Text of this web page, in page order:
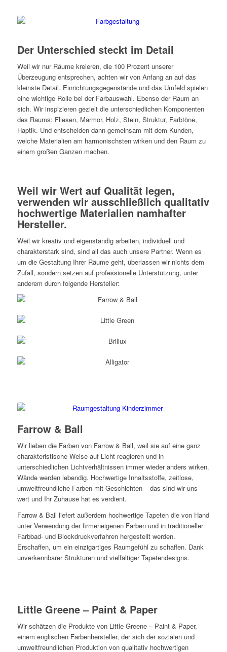
Der Unterschied steckt im Detail
Der Unterschied steckt im Detail
Weil wir nur Räume kreieren, die 100 Prozent unserer
Überzeugung entsprechen, achten wir von Anfang an auf das
kleinste Detail. Einrichtungsgegenstände und das Umfeld spielen
eine wichtige Rolle bei der Farbauswahl. Ebenso der Raum an
sich. Wir inspizieren gezielt die unterschiedlichen Komponenten
des Raums: Fliesen, Marmor, Holz, Stein, Struktur, Farbtöne,
Haptik. Und entscheiden dann gemeinsam mit dem Kunden,
welche Materialien am harmonischsten wirken und den Raum zu
einem großen Ganzen machen.
Weil wir Wert auf Qualität legen,
verwenden wir ausschließlich qualitativ
hochwertige Materialien namhafter
Hersteller.
Weil wir kreativ und eigenständig arbeiten, individuell und
charakterstark sind, sind all das auch unsere Partner. Wenn es
um die Gestaltung Ihrer Räume geht, überlassen wir nichts dem
Zufall, sondern setzen auf professionelle Unterstützung, unter
anderem durch folgende Hersteller:
Raumgestaltung
Farrow & Ball
Wir lieben die Farben von Farrow & Ball, weil sie auf eine ganz
charakteristische Weise auf Licht reagieren und in
unterschiedlichen Lichtverhältnissen immer wieder anders wirken.
Wände werden lebendig. Hochwertige Inhaltsstoffe, zeitlose,
umweltfreundliche Farben mit Geschichten – das sind wir uns
wert und Ihr Zuhause hat es verdient.
Farrow & Ball liefert außerdem hochwertige Tapeten die von Hand
unter Verwendung der firmeneigenen Farben und in traditioneller
Farbbad- und Blockdruckverfahren hergestellt werden.
Erschaffen, um ein einzigartiges Raumgefühl zu schaffen. Dank
unverkennbarer Strukturen und vielfältiger Tapetendesigns.
Little Greene – Paint & Paper
Wir schätzen die Produkte von Little Greene – Paint & Paper,
einem englischen Farbenhersteller, der sich der sozialen und
umweltfreundlichen Produktion von qualitativ hochwertigen